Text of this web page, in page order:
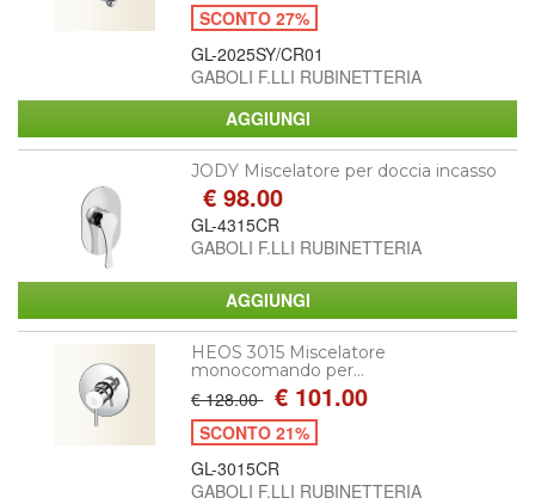
SCONTO 27%
GL-2025SY/CR01
GABOLI F.LLI RUBINETTERIA
JODY Miscelatore per doccia incasso
€ 98.00
GL-4315CR
GABOLI F.LLI RUBINETTERIA
HEOS 3015 Miscelatore
monocomando per...
€ 128.00 € 101.00
SCONTO 21%
GL-3015CR
GABOLI F.LLI RUBINETTERIA